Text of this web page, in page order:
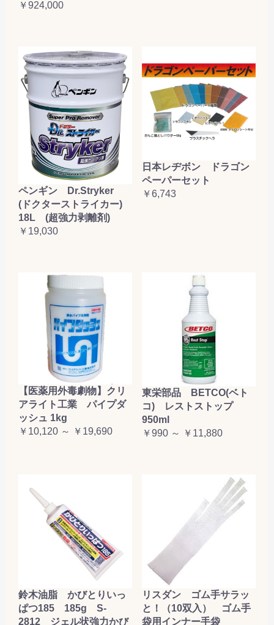
￥924,000
ペンギン Dr.Stryker
(ドクターストライカー)
18L (超強力剥離剤)
￥19,030
日本レヂボン ドラゴン
ペーパーセット
￥6,743
【医薬用外毒劇物】クリ
アライト工業 パイプダ
ッシュ 1kg
￥10,120 ～ ￥19,690
東栄部品 BETCO(ベト
コ) レストストップ
950ml
￥990 ～ ￥11,880
鈴木油脂 かびとりいっ
ぱつ185 185g S-
2812 ジェル状強力かび
リスダン ゴム手サラッ
と！（10双入） ゴム手
袋用インナー手袋